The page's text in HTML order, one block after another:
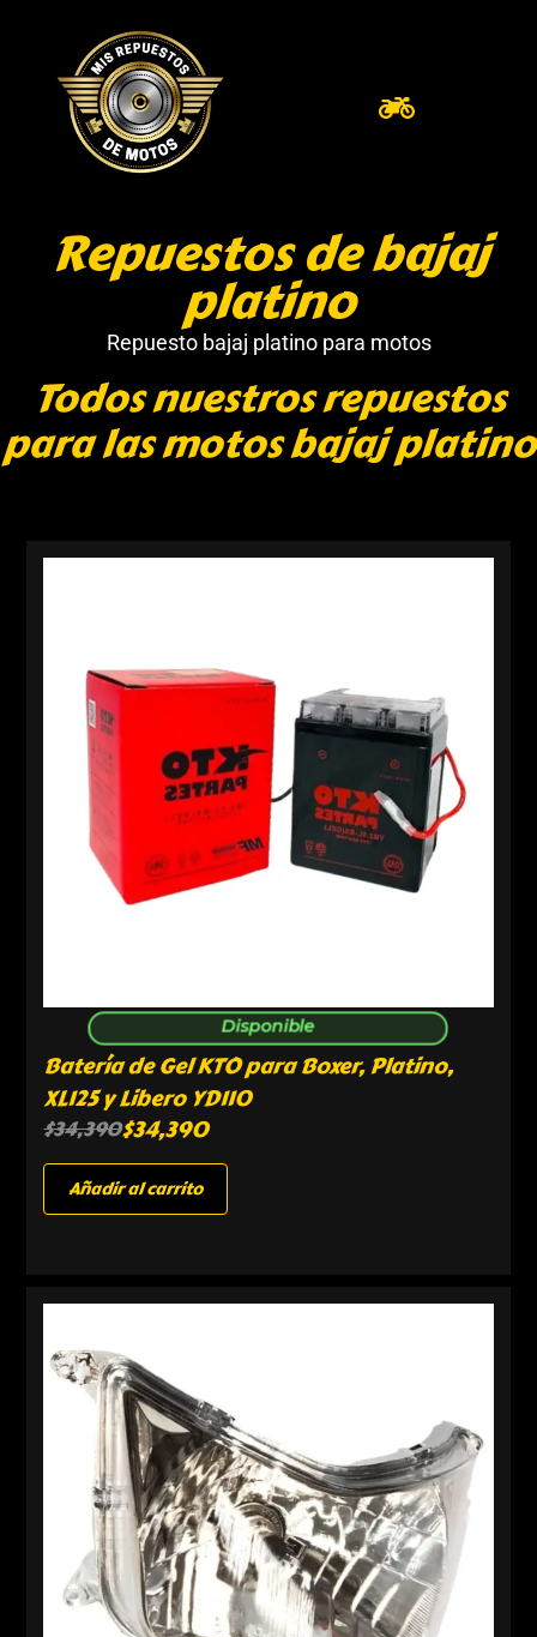
Repuestos de bajaj
platino
Repuesto bajaj platino para motos
Todos nuestros repuestos
para las motos bajaj platino
Disponible
Batería de Gel KTO para Boxer, Platino,
XL125 y Libero YD110
$34,390$34,390
Añadir al carrito